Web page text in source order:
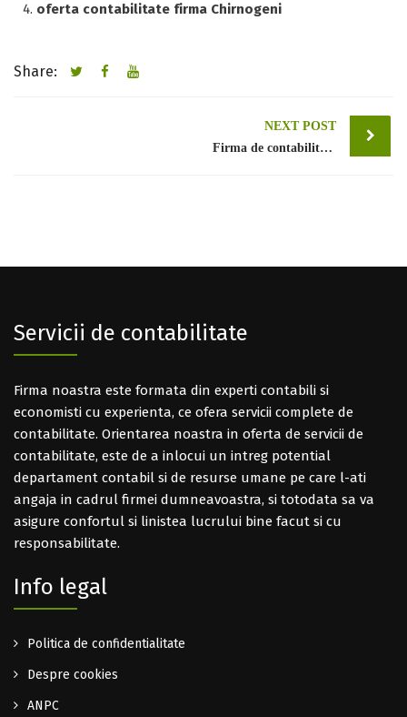
oferta contabilitate firma Chirnogeni
Share:
NEXT POST
Firma de contabilitate Bucuresti sector 1
Servicii de contabilitate
Firma noastra este formata din experti contabili si
economisti cu experienta, ce ofera servicii complete de
contabilitate. Orientarea noastra in oferta de servicii de
contabilitate, este de a inlocui un intreg potential
departament contabil si de resurse umane pe care l-ati
angaja in cadrul firmei dumneavoastra, si totodata sa va
asigure confortul si linistea lucrului bine facut si cu
responsabilitate.
Info legal
Politica de confidentialitate
Despre cookies
ANPC